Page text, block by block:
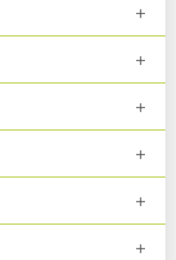
+
+
+
+
+
+